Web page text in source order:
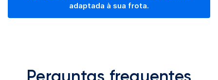
adaptada à sua frota.